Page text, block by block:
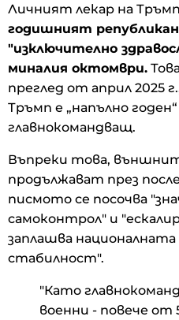
Личният лекар на
годишният
"изключително
миналия октомври.
преглед от април 2025
Тръмп е „напълно
главнокомандващ.
Въпреки това,
продължават през
писмото се посочва
самоконтрол" и
заплашва
стабилност".
"Като
военни - повече от